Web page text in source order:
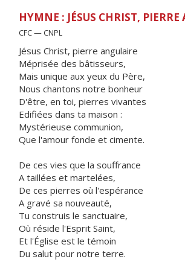
HYMNE : JÉSUS CHRIST, PIERRE
CFC — CNPL
Jésus Christ, pierre angulaire
Méprisée des bâtisseurs,
Mais unique aux yeux du Père,
Nous chantons notre bonheur
D'être, en toi, pierres vivantes
Edifiées dans ta maison :
Mystérieuse communion,
Que l'amour fonde et cimente.
De ces vies que la souffrance
A taillées et martelées,
De ces pierres où l'espérance
A gravé sa nouveauté,
Tu construis le sanctuaire,
Où réside l'Esprit Saint,
Et l'Église est le témoin
Du salut pour notre terre.